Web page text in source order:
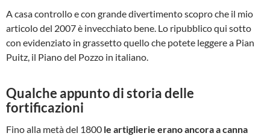
A casa controllo e con grande divertimento scopro che il mio
articolo del 2007 è invecchiato bene. Lo ripubblico qui sotto
con evidenziato in grassetto quello che potete leggere a Pian
Puitz, il Piano del Pozzo in italiano.
Qualche appunto di storia delle
fortificazioni
Fino alla metà del 1800 le artiglierie erano ancora a canna